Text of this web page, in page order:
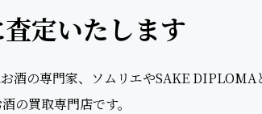
定いたします
酒の専門家、ソムリエやSAKE DIPLOMA
の買取専門店です。